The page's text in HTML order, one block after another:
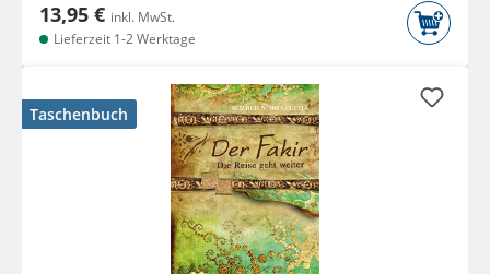
13,95 € inkl. MwSt.
Lieferzeit 1-2 Werktage
Taschenbuch